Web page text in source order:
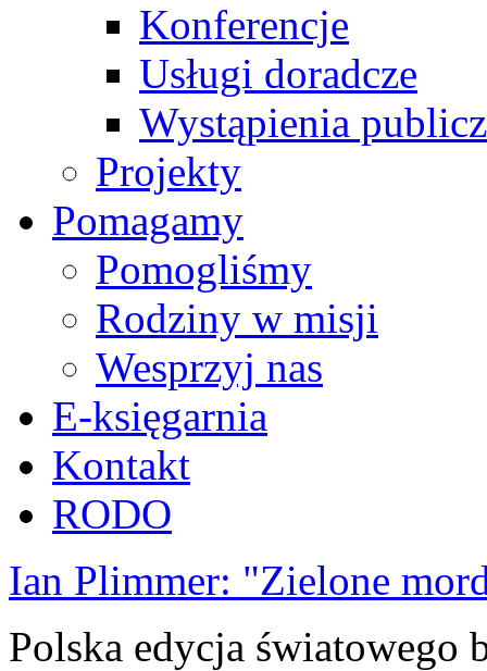
Konferencje
Usługi doradcze
Wystąpienia
Projekty
Pomagamy
Pomogliśmy
Rodziny w misji
Wesprzyj nas
E-księgarnia
Kontakt
RODO
Ian Plimmer: "Zielone
Polska edycja światowego